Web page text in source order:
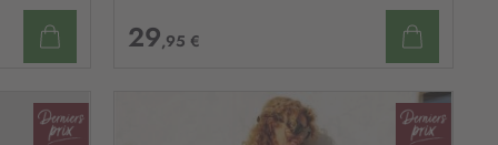
29,95 €